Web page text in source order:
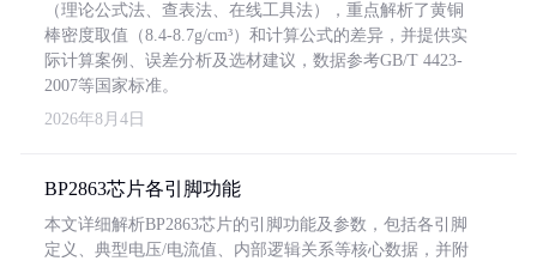
（理论公式法、查表法、在线工具法），重点解析了黄铜
棒密度取值（8.4-8.7g/cm³）和计算公式的差异，并提供实
际计算案例、误差分析及选材建议，数据参考GB/T 4423-
2007等国家标准。
2026年8月4日
BP2863芯片各引脚功能
本文详细解析BP2863芯片的引脚功能及参数，包括各引脚
定义、典型电压/电流值、内部逻辑关系等核心数据，并附